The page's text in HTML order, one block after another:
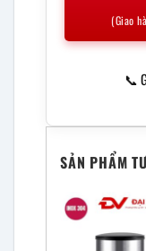
(Giao
📞
SẢN PHẨM